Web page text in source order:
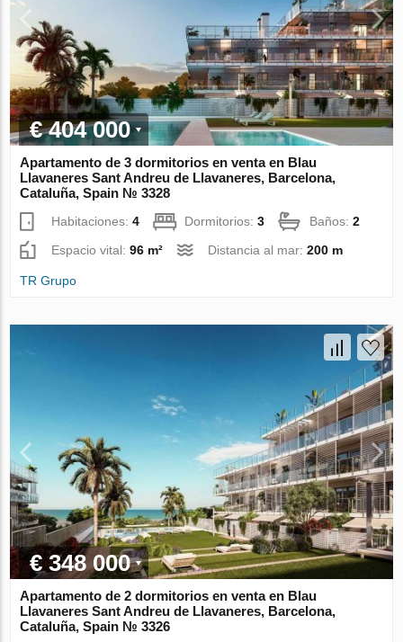
€ 404 000
Apartamento de 3 dormitorios en venta en Blau
Llavaneres Sant Andreu de Llavaneres, Barcelona,
Cataluña, Spain № 3328
Habitaciones:4 Dormitorios:3 Baños:2
Espacio vital:96 m² Distancia al mar:200 m
TR Grupo
€ 348 000
Apartamento de 2 dormitorios en venta en Blau
Llavaneres Sant Andreu de Llavaneres, Barcelona,
Cataluña, Spain № 3326